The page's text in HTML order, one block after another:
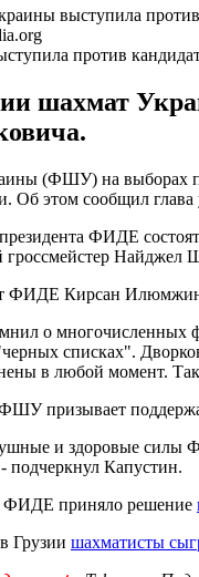
против
шахмат
(ФШУ) на выборах
Об этом сообщил
ФИДЕ
гроссмейстер Найджел
Кирсан
о многочисленных
списках".
в любой момент.
призывает
и здоровые силы
подчеркнул Капустин.
ФИДЕ приняло решение
Грузии шахматисты